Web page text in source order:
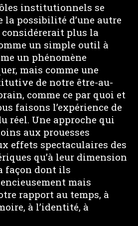
institutionnels se
la possibilité d’une autre
considérerait plus la
un simple outil à
un phénomène
mais comme une
de notre être-au-
comme ce par quoi et
faisons l’expérience de
réel. Une approche qui
aux prouesses
effets spectaculaires des
qu’à leur dimension
façon dont ils
mais
rapport au temps, à
à l’identité, à